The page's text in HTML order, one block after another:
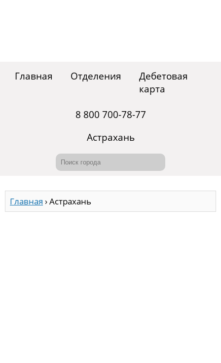
Главная Отделения
Дебетовая
карта
8 800 700-78-77
Астрахань
Главная ›Астрахань